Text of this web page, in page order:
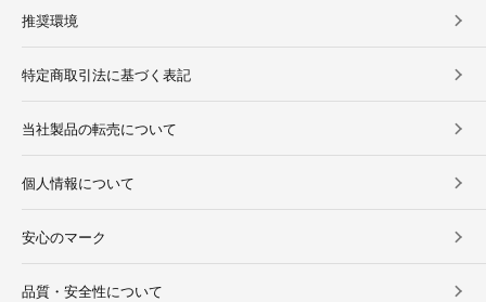
推奨環境
特定商取引法に基づく表記
当社製品の転売について
個人情報について
安心のマーク
品質・安全性について